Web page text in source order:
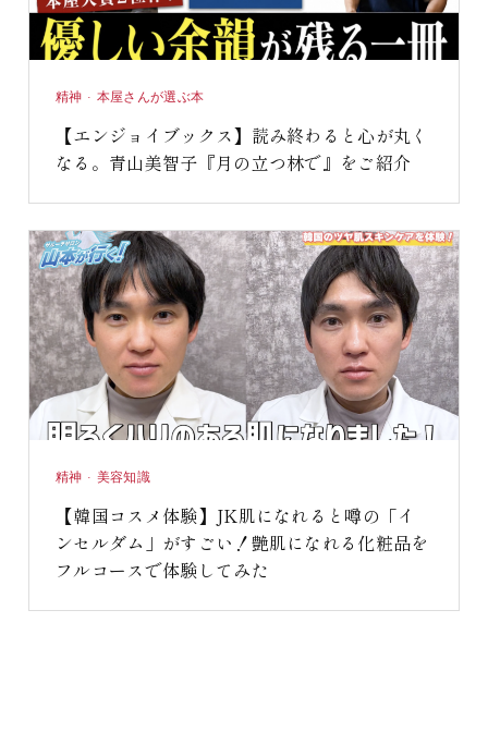
精神 · 本屋さんが選ぶ本
【エンジョイブックス】読み終わると心が丸く
なる。青山美智子『月の立つ林で』をご紹介
精神 · 美容知識
【韓国コスメ体験】JK肌になれると噂の「イ
ンセルダム」がすごい！艶肌になれる化粧品を
フルコースで体験してみた